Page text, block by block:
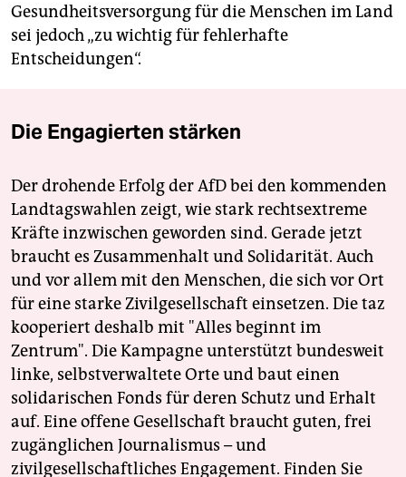
Gesundheitsversorgung für die Menschen im Land
sei jedoch „zu wichtig für fehlerhafte
Entscheidungen“.
Die Engagierten stärken
Der drohende Erfolg der AfD bei den kommenden
Landtagswahlen zeigt, wie stark rechtsextreme
Kräfte inzwischen geworden sind. Gerade jetzt
braucht es Zusammenhalt und Solidarität. Auch
und vor allem mit den Menschen, die sich vor Ort
für eine starke Zivilgesellschaft einsetzen. Die taz
kooperiert deshalb mit "Alles beginnt im
Zentrum". Die Kampagne unterstützt bundesweit
linke, selbstverwaltete Orte und baut einen
solidarischen Fonds für deren Schutz und Erhalt
auf. Eine offene Gesellschaft braucht guten, frei
zugänglichen Journalismus – und
zivilgesellschaftliches Engagement. Finden Sie